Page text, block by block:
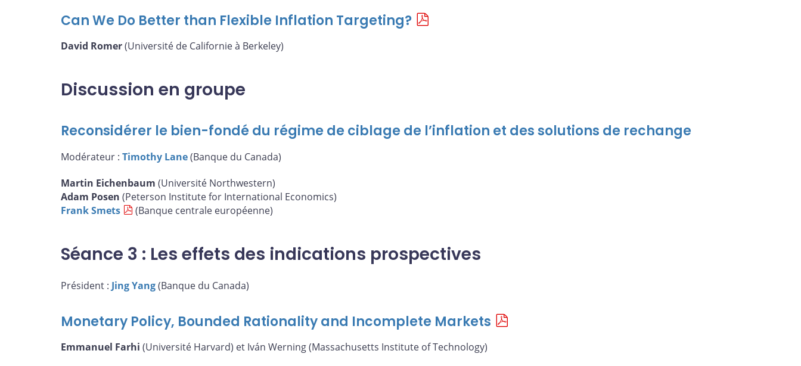
Can We Do Better than Flexible Inflation Targeting?
David Romer(Université de Californie à Berkeley)
Discussion en groupe
Reconsidérer le bien-fondé du régime de ciblage de l’inflation et des solutions de rechange
Modérateur : Timothy Lane(Banque du Canada)
Martin Eichenbaum (Université Northwestern)
Adam Posen (Peterson Institute for International Economics)
Frank Smets
(Banque centrale européenne)
Séance 3 : Les effets des indications prospectives
Président : Jing Yang(Banque du Canada)
Monetary Policy, Bounded Rationality and Incomplete Markets
Emmanuel Farhi (Université Harvard) et Iván Werning (Massachusetts Institute of Technology)